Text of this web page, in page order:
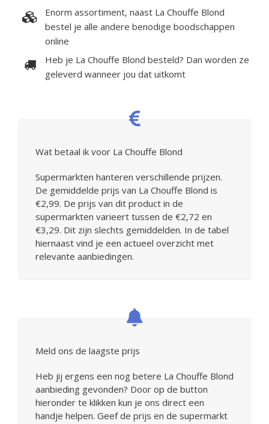
Enorm assortiment, naast La Chouffe Blond
bestel je alle andere benodige boodschappen
online
Heb je La Chouffe Blond besteld? Dan worden ze
geleverd wanneer jou dat uitkomt
Wat betaal ik voor La Chouffe Blond
Supermarkten hanteren verschillende prijzen.
De gemiddelde prijs van La Chouffe Blond is
€2,99. De prijs van dit product in de
supermarkten varieert tussen de €2,72 en
€3,29. Dit zijn slechts gemiddelden. In de tabel
hiernaast vind je een actueel overzicht met
relevante aanbiedingen.
Meld ons de laagste prijs
Heb jij ergens een nog betere La Chouffe Blond
aanbieding gevonden? Door op de button
hieronder te klikken kun je ons direct een
handje helpen. Geef de prijs en de supermarkt